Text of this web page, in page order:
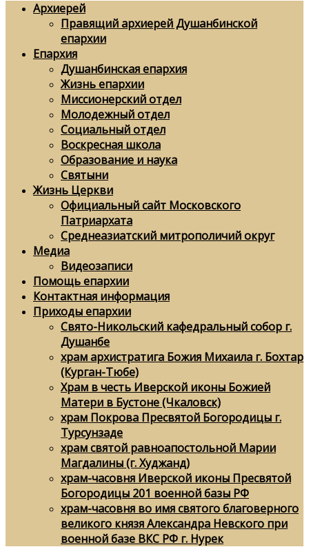
Архиерей
Правящий архиерей Душанбинской
епархии
Епархия
Душанбинская епархия
Жизнь епархии
Миссионерский отдел
Молодежный отдел
Социальный отдел
Воскресная школа
Образование и наука
Святыни
Жизнь Церкви
Официальный сайт Московского
Патриархата
Среднеазиатский митрополичий округ
Медиа
Видеозаписи
Помощь епархии
Контактная информация
Приходы епархии
Свято-Никольский кафедральный собор г.
Душанбе
храм архистратига Божия Михаила г. Бохтар
(Курган-Тюбе)
Храм в честь Иверской иконы Божией
Матери в Бустоне (Чкаловск)
храм Покрова Пресвятой Богородицы г.
Турсунзаде
храм святой равноапостольной Марии
Магдалины (г. Худжанд)
храм-часовня Иверской иконы Пресвятой
Богородицы 201 военной базы РФ
храм-часовня во имя святого благоверного
великого князя Александра Невского при
военной базе ВКС РФ г. Нурек